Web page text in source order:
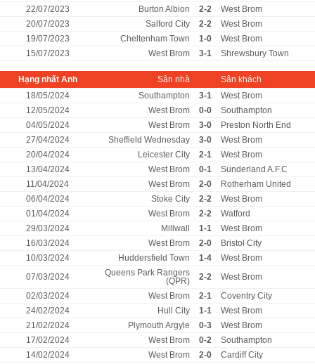
22/07/2023
Burton Albion 2-2
West Brom
20/07/2023
Salford City 2-2
West Brom
19/07/2023
Cheltenham Town 1-0
West Brom
15/07/2023
West Brom 3-1 Shrewsbury Town
Hạng nhất Anh Sân nhà
Sân khách
18/05/2024
Southampton 3-1
West Brom
12/05/2024
West Brom 0-0
Southampton
04/05/2024
West Brom 3-0
Preston North End
27/04/2024
Sheffield Wednesday 3-0
West Brom
20/04/2024
Leicester City 2-1
West Brom
13/04/2024
West Brom 0-1
Sunderland A.F.C
11/04/2024
West Brom 2-0
Rotherham United
06/04/2024
Stoke City 2-2
West Brom
01/04/2024
West Brom 2-2
Watford
29/03/2024
Millwall 1-1
West Brom
16/03/2024
West Brom 2-0
Bristol City
10/03/2024
Huddersfield Town 1-4
West Brom
07/03/2024
Queens Park Rangers
(QPR)
2-2
West Brom
02/03/2024
West Brom 2-1
Coventry City
24/02/2024
Hull City 1-1
West Brom
21/02/2024
Plymouth Argyle 0-3
West Brom
17/02/2024
West Brom 0-2
Southampton
14/02/2024
West Brom 2-0
Cardiff City